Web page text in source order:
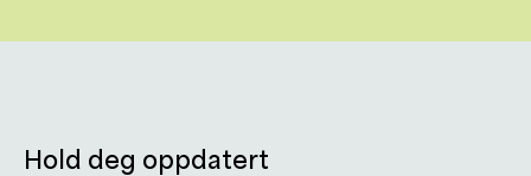
Hold deg oppdatert